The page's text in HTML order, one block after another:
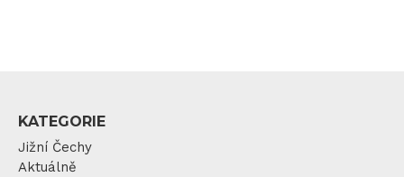
KATEGORIE
Jižní Čechy
Aktuálně